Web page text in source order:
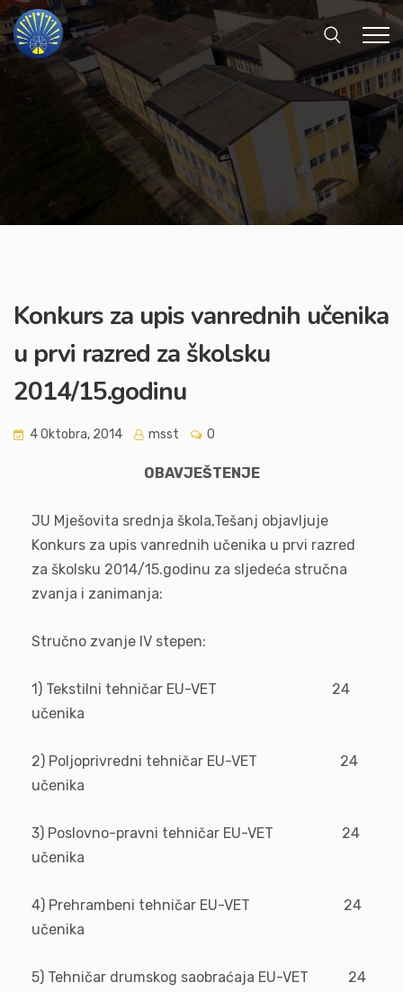
Konkurs za upis vanrednih učenika
u prvi razred za školsku
2014/15.godinu
4 Oktobra, 2014 msst 0
OBAVJEŠTENJE
JU Mješovita srednja škola,Tešanj objavljuje
Konkurs za upis vanrednih učenika u prvi razred
za školsku 2014/15.godinu za sljedeća stručna
zvanja i zanimanja:
Stručno zvanje IV stepen:
1) Tekstilni tehničar EU-VET 24
učenika
2) Poljoprivredni tehničar EU-VET 24
učenika
3) Poslovno-pravni tehničar EU-VET 24
učenika
4) Prehrambeni tehničar EU-VET 24
učenika
5) Tehničar drumskog saobraćaja EU-VET 24